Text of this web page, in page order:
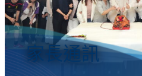
家長通訊